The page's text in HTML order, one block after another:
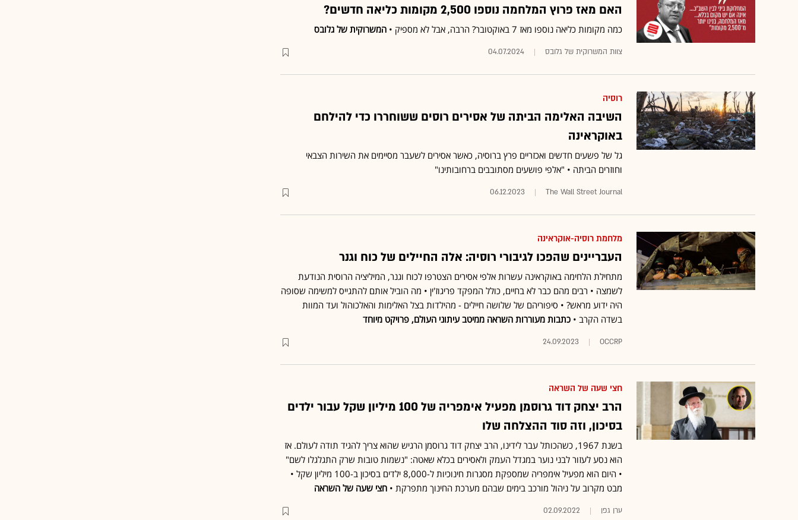
האם מאז פרוץ המלחמה נוספו 2,500 מקומות כליאה חדשים?
כמה מקומות כליאה נוספו מאז 7 באוקטובר? הרבה, אבל לא מספיק • המשרוקית של גלובס
צוות המשרוקית של גלובס 04.07.2024
רוסיה
השיבה האלימה הביתה של אסירים רוסים ששוחררו כדי להילחם
באוקראינה
גל של פשעים חדשים ואכזריים פרץ ברוסיה, כאשר אסירים לשעבר מסיימים את השירות הצבאי
וחוזרים הביתה • "אלפי פושעים מסתובבים ברחובותינו"
The Wall Street Journal
06.12.2023
מלחמת רוסיה-אוקראינה
העבריינים שהפכו לגיבורי רוסיה: אלה החיילים של כוח וגנר
מתחילת הלחימה באוקראינה עשרות אלפי אסירים הצטרפו לכוח וגנר, המיליציה הרוסית הנודעת
לשמצה • רבים מהם כבר לא בחיים, כולל המפקד פריגוז'ין • מה הוביל אותם להתגייס למשימה שסופה
היה ידוע מראש? • סיפוריהם של שלושה חיילים - מהילדות בצל האלימות והאלכוהול ועד המוות
בשדה הקרב • כתבות מעוררות השראה ממיטב עיתוני העולם, פרויקט מיוחד
OCCRP
24.09.2023
חצי שעה של השראה
הרב יצחק דוד גרוסמן מפעיל אימפריה של 100 מיליון שקל עבור ילדים
בסיכון, וזה סוד ההצלחה שלו
​בשנת 1967, כשהכותל עבר לידינו, הרב יצחק דוד גרוסמן הרגיש שהוא צריך להגיד תודה לעולם. אז
הוא נסע לעזור לבני נוער במגדל העמק ולאסירים בכלא שאטה: "נשמות טובות שרק התגלגלו לשם"
• היום הוא מפעיל אימפריה שמספקת מסגרות חינוכיות ל-8,000 ילדים בסיכון ב-100 מיליון שקל •
מבט מקרוב על ניהול מורכב בימים שבהם מערכת החינוך מתפרקת • חצי שעה של השראה
ערן גפן 02.09.2022